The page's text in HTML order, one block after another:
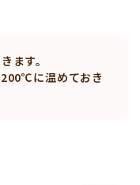
ます。
に温めておき